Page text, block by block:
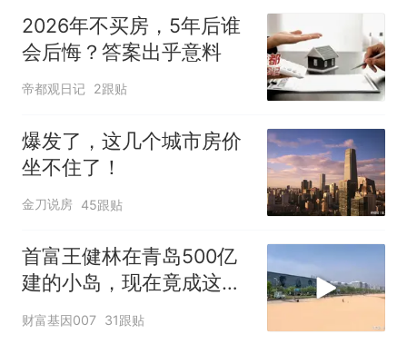
核查
搜，网友：天塌了！
热 那个在床头放菜刀的女孩，
因老师一句“跟我回家”改写了
2026年不买房，5年后谁
会后悔？答案出乎意料
帝都观日记 2跟贴
爆发了，这几个城市房价
坐不住了！
金刀说房 45跟贴
首富王健林在青岛500亿
建的小岛，现在竟成这样
了，真不敢相信
财富基因007 31跟贴